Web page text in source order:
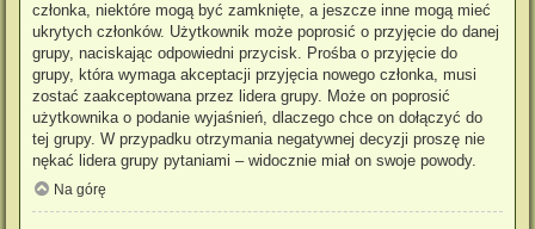
członka, niektóre mogą być zamknięte, a jeszcze inne mogą mieć
ukrytych członków. Użytkownik może poprosić o przyjęcie do danej
grupy, naciskając odpowiedni przycisk. Prośba o przyjęcie do
grupy, która wymaga akceptacji przyjęcia nowego członka, musi
zostać zaakceptowana przez lidera grupy. Może on poprosić
użytkownika o podanie wyjaśnień, dlaczego chce on dołączyć do
tej grupy. W przypadku otrzymania negatywnej decyzji proszę nie
nękać lidera grupy pytaniami – widocznie miał on swoje powody.
Na górę